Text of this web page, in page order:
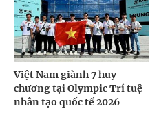
Việt Nam giành 7 huy
chương tại Olympic Trí tuệ
nhân tạo quốc tế 2026